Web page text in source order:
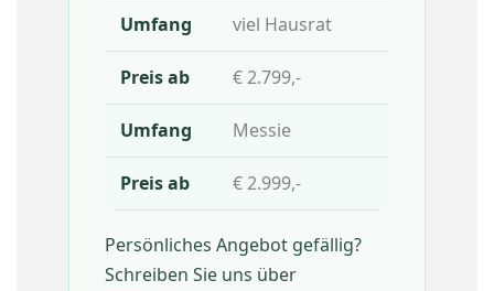
viel Hausrat
€ 2.799,-
Messie
€ 2.999,-
Persönliches Angebot gefällig?
Schreiben Sie uns über